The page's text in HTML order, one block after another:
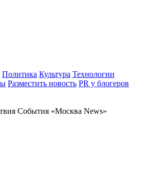
Политика Культура Технологии
Разместить новость PR у блогеров
События «Москва News»